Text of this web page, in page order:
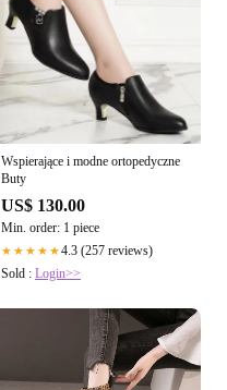
Wspierające i modne ortopedyczne
Buty
US$ 130.00
Min. order: 1 piece
★★★★★4.3 (257 reviews)
Sold : Login>>